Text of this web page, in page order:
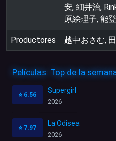
安, 細井治,
原絵理子, 能
Productores 越中おさむ,
Películas: Top de la
⭐ 6.56
Supergirl
2026
⭐ 7.97
La Odisea
2026